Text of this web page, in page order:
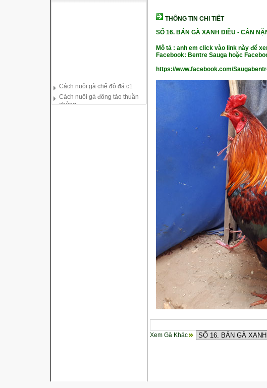
Cách nuôi gà đông tảo thuần
Kỹ thuật nuôi gà con mới nở
THÔNG TIN CHI TIẾT
SỐ 16. BÁN GÀ XANH ĐIỀU - CÂN NẶ
Mô tả : anh em click vào link này để
Facebook: Bentre Sauga hoặc
https://www.facebook.com/
Xem Gà Khác